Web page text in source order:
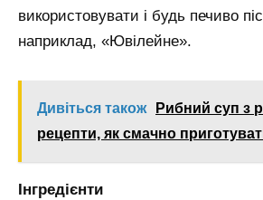
використовувати і будь печиво
наприклад, «Ювілейне».
Дивіться також
Рибний суп з
рецепти, як смачно
Інгредієнти